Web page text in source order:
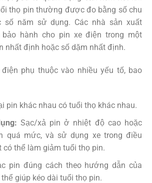
thọ pin thường được đo bằng số chu
số năm sử dụng. Các nhà sản xuất
hành cho pin xe điện trong một
nhất định hoặc số dặm nhất định.
phụ thuộc vào nhiều yếu tố, bao
pin khác nhau có tuổi thọ khác nhau.
Sạc/xả pin ở nhiệt độ cao hoặc
quá mức, và sử dụng xe trong điều
có thể làm giảm tuổi thọ pin.
pin đúng cách theo hướng dẫn của
giúp kéo dài tuổi thọ pin.